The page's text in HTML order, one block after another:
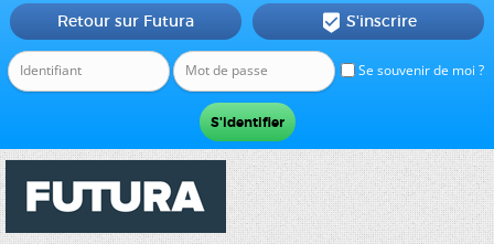
Se souvenir de moi ?
Retour sur Futura  S'inscrire